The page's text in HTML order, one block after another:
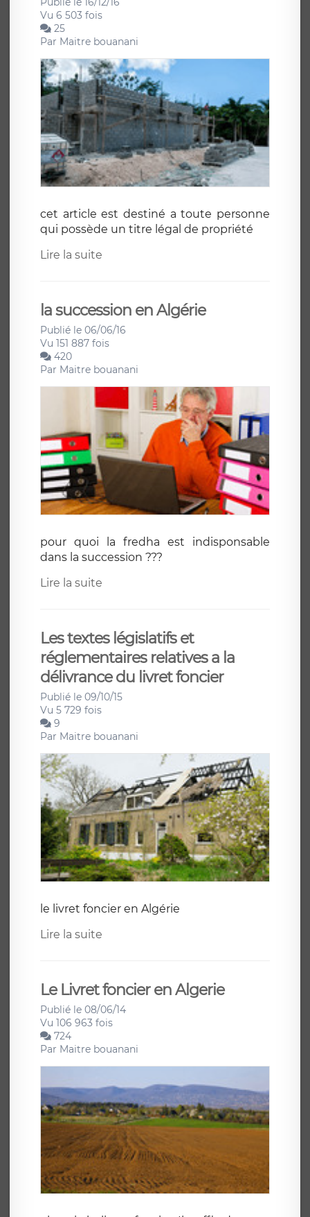
Vu 6 503 fois
25
Par Maitre bouanani
cet article est destiné a toute personne
qui possède un titre légal de propriété
Lire la suite
la succession en Algérie
Publié le 06/06/16
Vu 151 887 fois
420
Par Maitre bouanani
pour quoi la fredha est indisponsable
dans la succession ???
Lire la suite
Les textes législatifs et
réglementaires relatives a la
délivrance du livret foncier
Publié le 09/10/15
Vu 5 729 fois
9
Par Maitre bouanani
le livret foncier en Algérie
Lire la suite
Le Livret foncier en Algerie
Publié le 08/06/14
Vu 106 963 fois
724
Par Maitre bouanani